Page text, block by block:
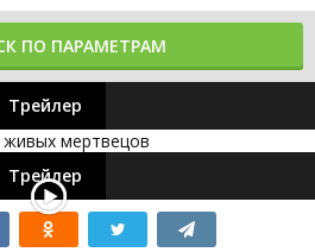
ПО ПАРАМЕТРАМ
Трейлер
Трейлер